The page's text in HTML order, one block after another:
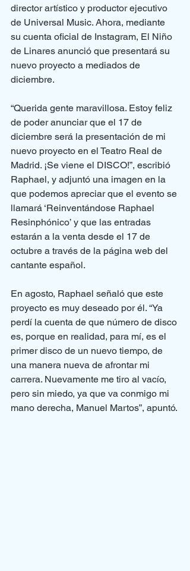
director artístico y productor ejecutivo
de Universal Music. Ahora, mediante
su cuenta oficial de Instagram, El Niño
de Linares anunció que presentará su
nuevo proyecto a mediados de
diciembre.
“Querida gente maravillosa. Estoy feliz
de poder anunciar que el 17 de
diciembre será la presentación de mi
nuevo proyecto en el Teatro Real de
Madrid. ¡Se viene el DISCO!”, escribió
Raphael, y adjuntó una imagen en la
que podemos apreciar que el evento se
llamará ‘Reinventándose Raphael
Resinphónico’ y que las entradas
estarán a la venta desde el 17 de
octubre a través de la página web del
cantante español.
En agosto, Raphael señaló que este
proyecto es muy deseado por él. “Ya
perdí la cuenta de que número de disco
es, porque en realidad, para mí, es el
primer disco de un nuevo tiempo, de
una manera nueva de afrontar mi
carrera. Nuevamente me tiro al vacío,
pero sin miedo, ya que va conmigo mi
mano derecha, Manuel Martos”, apuntó.